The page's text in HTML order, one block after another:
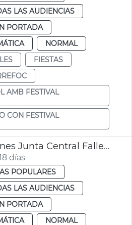
LAS AUDIENCIAS
PORTADA
NORMAL
FIESTAS
AMB FESTIVAL
CON FESTIVAL
Plan Subvenciones Junta Central Fallera València
días
POPULARES
LAS AUDIENCIAS
PORTADA
NORMAL